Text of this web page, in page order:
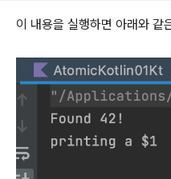
이 내용을 실행하면 아래와 같